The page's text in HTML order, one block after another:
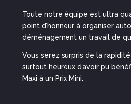
Toute notre équipe est ultra
point d’honneur à organiser
déménagement un travail de
Vous serez surpris de la
surtout heureux d’avoir pu
Maxi à un Prix Mini.